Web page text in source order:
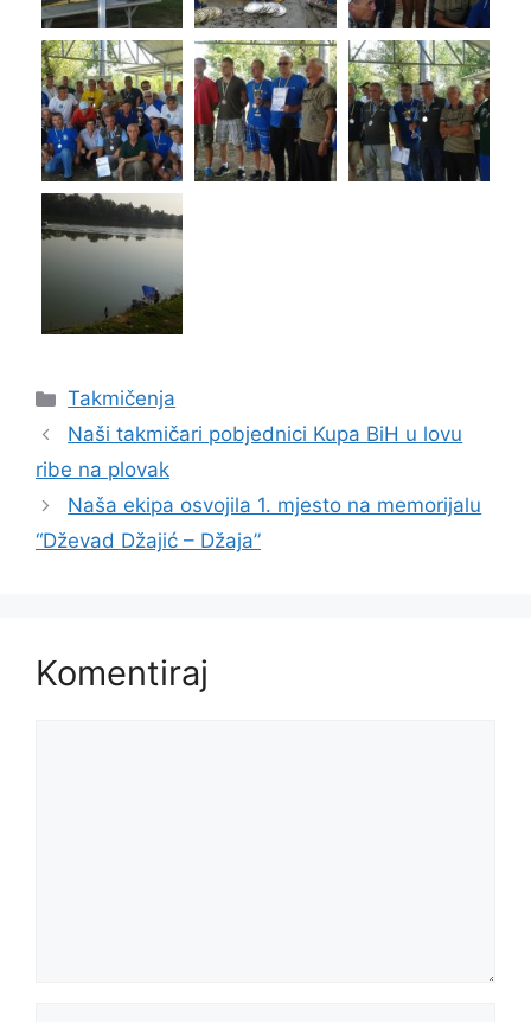
Takmičenja
Naši takmičari pobjednici Kupa BiH u lovu
ribe na plovak
Naša ekipa osvojila 1. mjesto na memorijalu
“Dževad Džajić – Džaja”
Komentiraj